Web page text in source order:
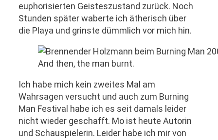
euphorisierten Geisteszustand zurück. Noch
Stunden später waberte ich ätherisch über
die Playa und grinste dümmlich vor mich hin.
And then, the man burnt.
Ich habe mich kein zweites Mal am
Wahrsagen versucht und auch zum Burning
Man Festival habe ich es seit damals leider
nicht wieder geschafft. Mo ist heute Autorin
und Schauspielerin. Leider habe ich mir von